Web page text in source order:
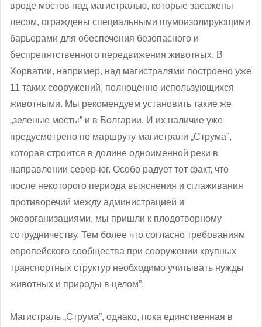
вроде мостов над магистралью, которые засажены
лесом, ограждены специальными шумоизолирующими
барьерами для обеспечения безопасного и
беспрепятственного передвижения животных. В
Хорватии, например, над магистралями построено уже
11 таких сооружений, полноценно использующихся
животными. Мы рекомендуем установить такие же
„зеленые мосты” и в Болгарии. И их наличие уже
предусмотрено по маршруту магистрали „Струма”,
которая строится в долине одноименной реки в
направлении север-юг. Особо радует тот факт, что
после некоторого периода выяснения и сглаживания
противоречий между администрацией и
экоорганизациями, мы пришли к плодотворному
сотрудничеству. Тем более что согласно требованиям
европейского сообщества при сооружении крупных
транспортных структур необходимо учитывать нужды
животных и природы в целом”.
Магистраль „Струма”, однако, пока единственная в